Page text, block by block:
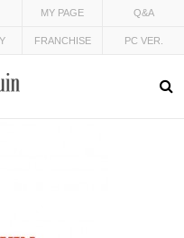
MY PAGE Q&A
FRANCHISE PC VER.